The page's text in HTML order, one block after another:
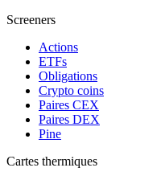
Screeners
Actions
ETFs
Obligations
Crypto coins
Paires CEX
Paires DEX
Pine
Cartes thermiques